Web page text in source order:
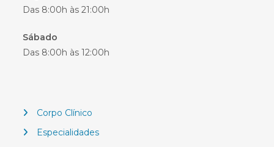
Das 8:00h às 21:00h
Sábado
Das 8:00h às 12:00h
Corpo Clínico
Especialidades